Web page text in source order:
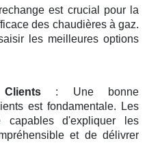
est crucial pour la
des chaudières à gaz.
les meilleures options
: Une bonne
est fondamentale. Les
capables d'expliquer les
et de délivrer